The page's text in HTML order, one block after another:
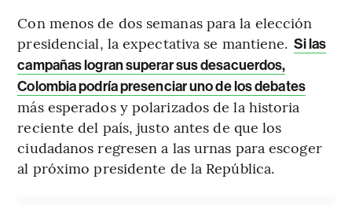
Con menos de dos semanas para la elección
presidencial, la expectativa se mantiene. Si las
campañas logran superar sus desacuerdos,
Colombia podría presenciar uno de los debates
más esperados y polarizados de la historia
reciente del país, justo antes de que los
ciudadanos regresen a las urnas para escoger
al próximo presidente de la República.